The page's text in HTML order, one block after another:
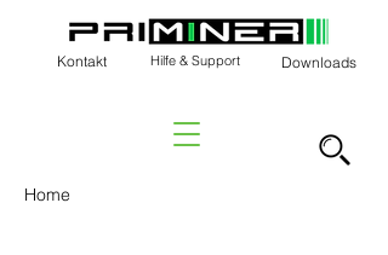
Kontakt Hilfe & Support Downloads
Home